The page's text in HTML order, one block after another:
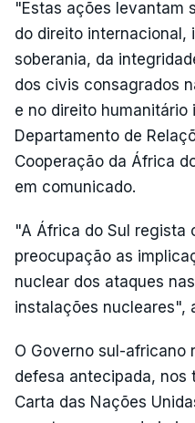
"Estas ações levantam
do direito internacional,
soberania, da
dos civis consagrados
e no direito
Departamento de
Cooperação da África
em comunicado.
"A África do Sul regista
preocupação as
nuclear dos ataques
instalações nucleares",
O Governo sul-africano
defesa antecipada, nos
Carta das Nações